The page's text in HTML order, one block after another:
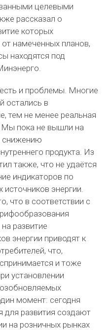
целевыми
рассказал о
которых
намеченных планов,
находятся под
и проблемы. Многие
остались в
тем не менее реальная
Мы пока не вышли на
снижению
продукта. Из
также, что не удаётся
индикаторов по
энергии.
что в соответствии с
развитие
энергии приводят к
что,
и тоже
установлении
момент: сегодня
для развития создают
на розничных рынках